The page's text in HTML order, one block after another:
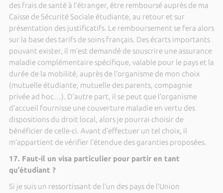
des frais de santé à l’étranger, être remboursé auprès de ma
Caisse de Sécurité Sociale étudiante, au retour et sur
présentation des justificatifs. Le remboursement se fera alors
sur la base des tarifs de soins français. Des écarts importants
pouvant exister, il m’est demandé de souscrire une assurance
maladie complémentaire spécifique, valable pour le pays et la
durée de la mobilité, auprès de l’organisme de mon choix
(mutuelle étudiante, mutuelle des parents, compagnie
privée ad hoc…). D’autre part, il se peut que l’organisme
d’accueil fournisse une couverture maladie en vertu des
dispositions du droit local, alors je pourrai choisir de
bénéficier de celle-ci. Avant d’effectuer un tel choix, il
m’appartient de vérifier l’étendue des garanties proposées.
17. Faut-il un visa particulier pour partir en tant
qu’étudiant ?
Si je suis un ressortissant de l’un des pays de l’Union